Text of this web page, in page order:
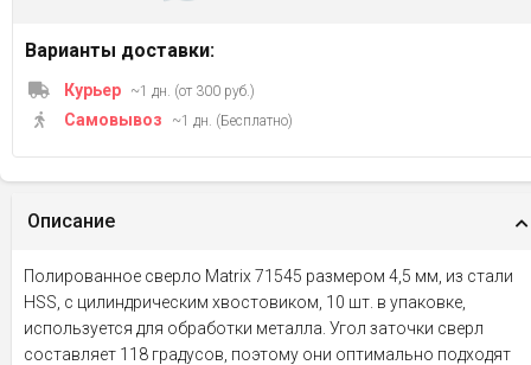
Варианты доставки:
Курьер ~1 дн. (от 300 руб.)
Самовывоз ~1 дн. (Бесплатно)
Описание
Полированное сверло Matrix 71545 размером 4,5 мм, из стали
HSS, с цилиндрическим хвостовиком, 10 шт. в упаковке,
используется для обработки металла. Угол заточки сверл
составляет 118 градусов, поэтому они оптимально подходят